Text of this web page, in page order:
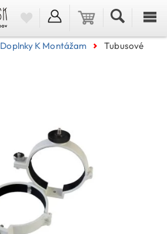
Doplnky K Montážam
Tubusové